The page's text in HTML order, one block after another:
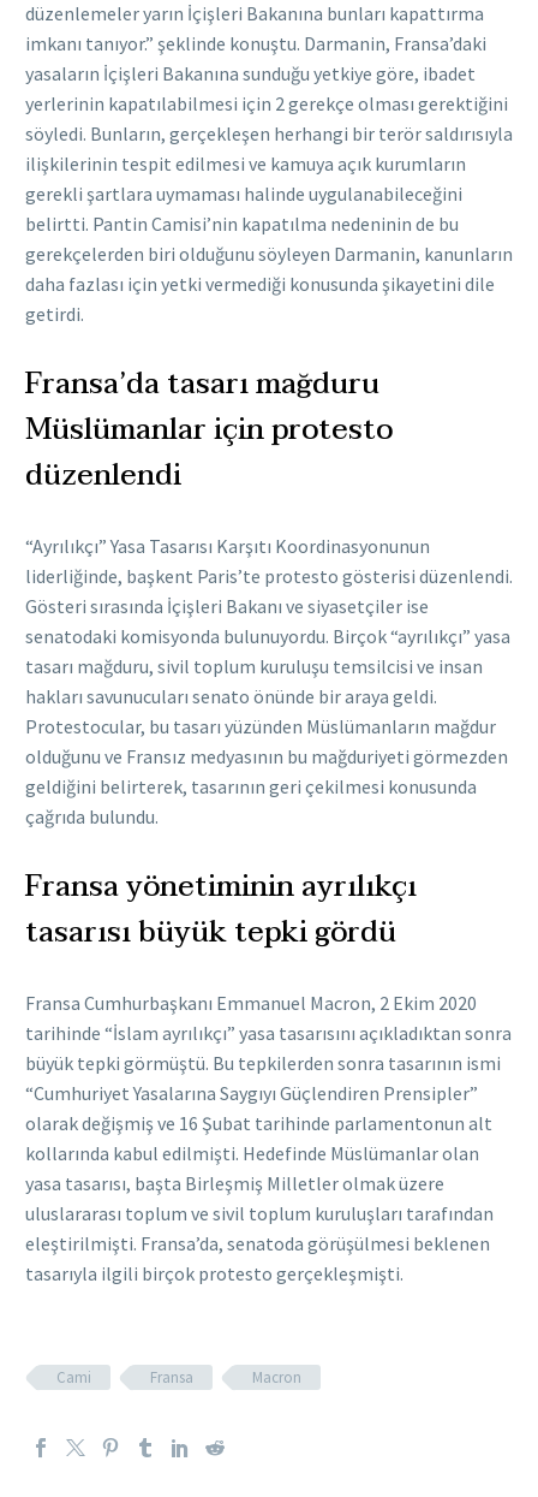
düzenlemeler yarın İçişleri Bakanına bunları kapattırma
imkanı tanıyor.” şeklinde konuştu. Darmanin, Fransa’daki
yasaların İçişleri Bakanına sunduğu yetkiye göre, ibadet
yerlerinin kapatılabilmesi için 2 gerekçe olması gerektiğini
söyledi. Bunların, gerçekleşen herhangi bir terör saldırısıyla
ilişkilerinin tespit edilmesi ve kamuya açık kurumların
gerekli şartlara uymaması halinde uygulanabileceğini
belirtti. Pantin Camisi’nin kapatılma nedeninin de bu
gerekçelerden biri olduğunu söyleyen Darmanin, kanunların
daha fazlası için yetki vermediği konusunda şikayetini dile
getirdi.
Fransa’da tasarı mağduru
Müslümanlar için protesto
düzenlendi
“Ayrılıkçı” Yasa Tasarısı Karşıtı Koordinasyonunun
liderliğinde, başkent Paris’te protesto gösterisi düzenlendi.
Gösteri sırasında İçişleri Bakanı ve siyasetçiler ise
senatodaki komisyonda bulunuyordu. Birçok “ayrılıkçı” yasa
tasarı mağduru, sivil toplum kuruluşu temsilcisi ve insan
hakları savunucuları senato önünde bir araya geldi.
Protestocular, bu tasarı yüzünden Müslümanların mağdur
olduğunu ve Fransız medyasının bu mağduriyeti görmezden
geldiğini belirterek, tasarının geri çekilmesi konusunda
çağrıda bulundu.
Fransa yönetiminin ayrılıkçı
tasarısı büyük tepki gördü
Fransa Cumhurbaşkanı Emmanuel Macron, 2 Ekim 2020
tarihinde “İslam ayrılıkçı” yasa tasarısını açıkladıktan sonra
büyük tepki görmüştü. Bu tepkilerden sonra tasarının ismi
“Cumhuriyet Yasalarına Saygıyı Güçlendiren Prensipler”
olarak değişmiş ve 16 Şubat tarihinde parlamentonun alt
kollarında kabul edilmişti. Hedefinde Müslümanlar olan
yasa tasarısı, başta Birleşmiş Milletler olmak üzere
uluslararası toplum ve sivil toplum kuruluşları tarafından
eleştirilmişti. Fransa’da, senatoda görüşülmesi beklenen
tasarıyla ilgili birçok protesto gerçekleşmişti.
Cami Fransa Macron